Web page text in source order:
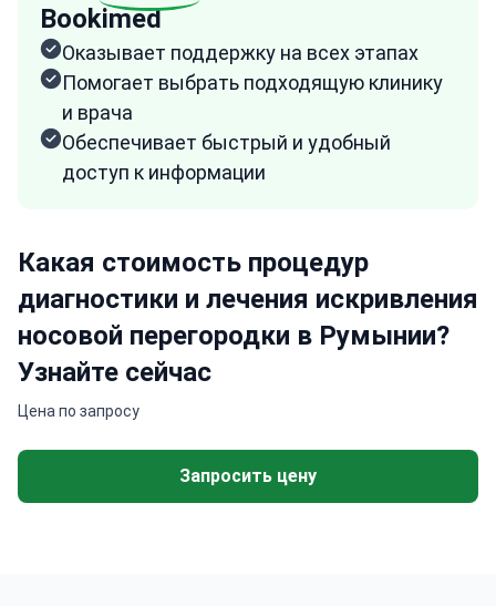
Какая стоимость процедур
диагностики и лечения искривления
носовой перегородки в Румынии?
Узнайте сейчас
Цена по запросу
Запросить цену
Bookimed
Оказывает поддержку на всех этапах
Помогает выбрать подходящую клинику
и врача
Обеспечивает быстрый и удобный
доступ к информации